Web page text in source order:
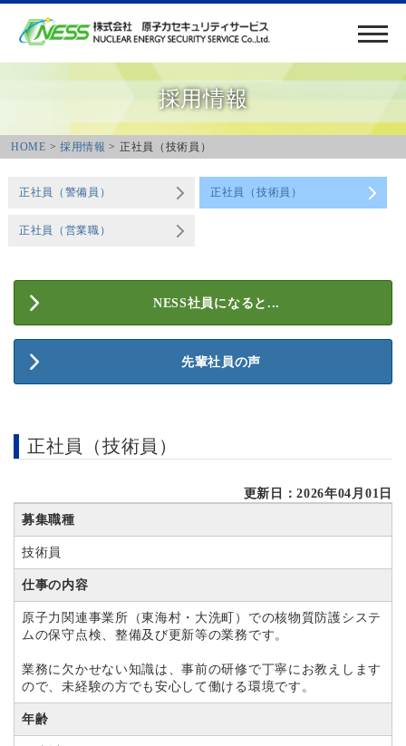
採用情報
HOME > 採用情報 > 正社員（技術員）
正社員（警備員） 正社員（技術員）
正社員（営業職）
NESS社員になると...
先輩社員の声
正社員（技術員）
更新日：2026年04月01日
募集職種
技術員
仕事の内容
原子力関連事業所（東海村・大洗町）での核物質防護システ
ムの保守点検、整備及び更新等の業務です。
業務に欠かせない知識は、事前の研修で丁寧にお教えします
ので、未経験の方でも安心して働ける環境です。
年齢